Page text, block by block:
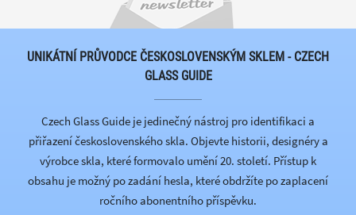
UNIKÁTNÍ PRŮVODCE ČESKOSLOVENSKÝM SKLEM - CZECH
GLASS GUIDE
Czech Glass Guide je jedinečný nástroj pro identifikaci a
přiřazení československého skla. Objevte historii, designéry a
výrobce skla, které formovalo umění 20. století. Přístup k
obsahu je možný po zadání hesla, které obdržíte po zaplacení
ročního abonentního příspěvku.